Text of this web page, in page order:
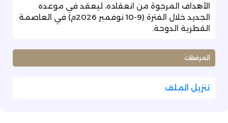
الأهداف المرجوة من انعقاده، ليعقد في موعده
الجديد خلال الفترة (9-10 نوفمبر 2026م) في العاصمة
القطرية الدوحة.
المرفقات
تنزيل الملف